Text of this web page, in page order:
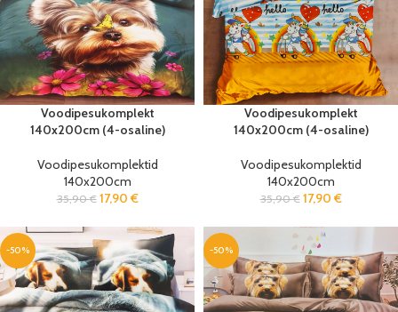
Voodipesukomplekt
140x200cm (4-osaline)
Voodipesukomplektid
140x200cm
35,90€ 17,90 €
Voodipesukomplekt
140x200cm (4-osaline)
Voodipesukomplektid
140x200cm
35,90€ 17,90 €
-50% -50%